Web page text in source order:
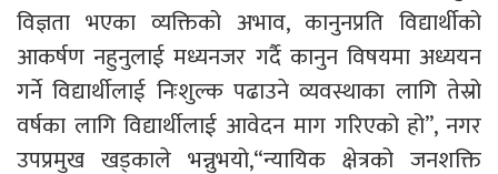
विज्ञता भएका व्यक्तिको अभाव, कानुनप्रति विद्यार्थीको
आकर्षण नहुनुलाई मध्यनजर गर्दै कानुन विषयमा अध्ययन
गर्ने विद्यार्थीलाई निःशुल्क पढाउने व्यवस्थाका लागि तेस्रो
वर्षका लागि विद्यार्थीलाई आवेदन माग गरिएको हो”, नगर
उपप्रमुख खड्काले भन्नुभयो,“न्यायिक क्षेत्रको जनशक्ति